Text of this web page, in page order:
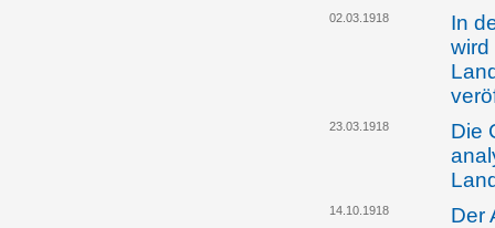
02.03.1918
In
wird
23.03.1918
Die
14.10.1918
Der